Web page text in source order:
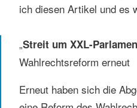
ich diesen Artikel und es
„Streit um XXL-
Wahlrechtsreform erneut
Erneut haben sich die